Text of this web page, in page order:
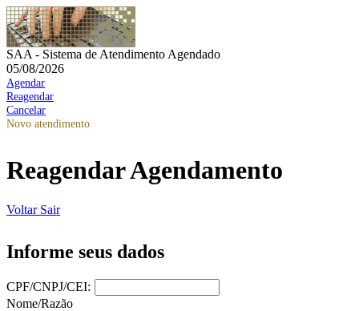
SAA - Sistema de Atendimento Agendado
05/08/2026
Agendar
Reagendar
Cancelar
Novo atendimento
Reagendar Agendamento
Voltar Sair
Informe seus dados
CPF/CNPJ/CEI:
Nome/Razão